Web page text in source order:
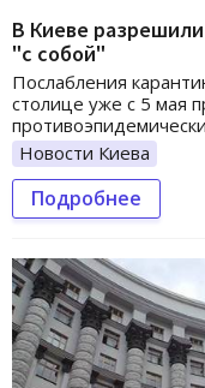
В Киеве
"с собой"
Послабления
столице уже с 5 мая
Новости Киева
Подробнее